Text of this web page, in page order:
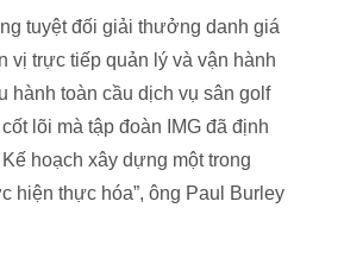
tuyệt đối giải thưởng danh giá
vị trực tiếp quản lý và vận hành
hành toàn cầu dịch vụ sân golf
lõi mà tập đoàn IMG đã định
hoạch xây dựng một trong
hiện thực hóa”, ông Paul Burley